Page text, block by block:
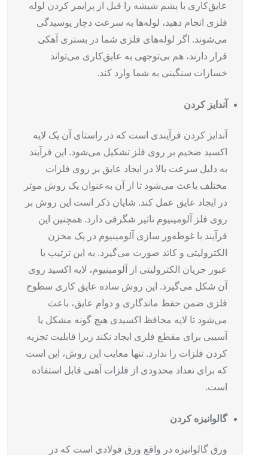
عایق‌کاری با پشم شیشه را قبل از پرایمر کردن لوله
فلزی انجام دهید، لوله‌ها به سرعت دچار پوسیدگی
می‌شوند. اگر لوله‌های فلزی شما در بستری آهکی
قرار دارند، هم بی‌توجهی به عایق‌کاری می‌تواند
خسارات سنگینی به شما وارد کند.
آندایز کردن
آندایز کردن فرآیندی است که در راستای آن یک لایه
اکسید ضخیم بر روی فلز تشکیل می‌شود. این فرآیند
به دلیل سرعت بالا در ایجاد عایق بر روی فلزات
مختلف باعث می‌شود تا از آن به‌عنوان یک روش موثر
در ایجاد عایق عمل کند. شایان ذکر است این روش بر
روی فلز آلومینیوم تاثیر شگرفی دارد. همچنین این
فرآیند با غوطه‌ور سازی آلومینیوم در یک مخزن
الکترولیتی و کاتد صورت می‌گیرد. به این ترتیب با
عبور جریان الکترولیتی از آلومینیوم، لایه اکسید روی
آن شکل می‌گیرد. این روش ساده عایق کاری سطوح
فلزی ضمن حفظ ماندگاری و دوام عایق، باعث
می‌شود تا لایه محافظ اکسیدی هیچ گونه مشکل یا
آسیبی برای مقطع فلزی ایجاد نکند زیرا قابلیت تجزیه
کردن فلزات را ندارد. تنها معایب این روش، این است
که برای تعداد محدودی از فلزات آهنی قابل استفاده
است.
گالوانیزه کردن
ورق گالوانیزه در واقع ورق فولادی است که در